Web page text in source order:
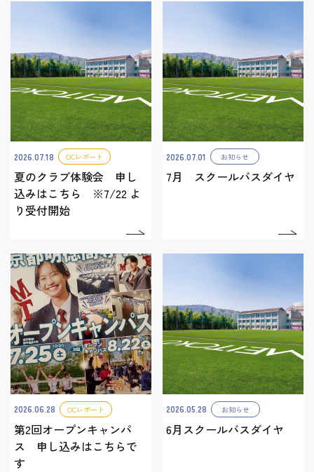
2026.07.18 OCレポート
夏のクラブ体験会 申し
込みはこちら ※7/22 よ
り受付開始
2026.07.01 お知らせ
7月 スクールバスダイヤ
2026.06.28 OCレポート
第2回オープンキャンパ
ス 申し込みはこちらで
す
2026.05.28 お知らせ
6月スクールバスダイヤ